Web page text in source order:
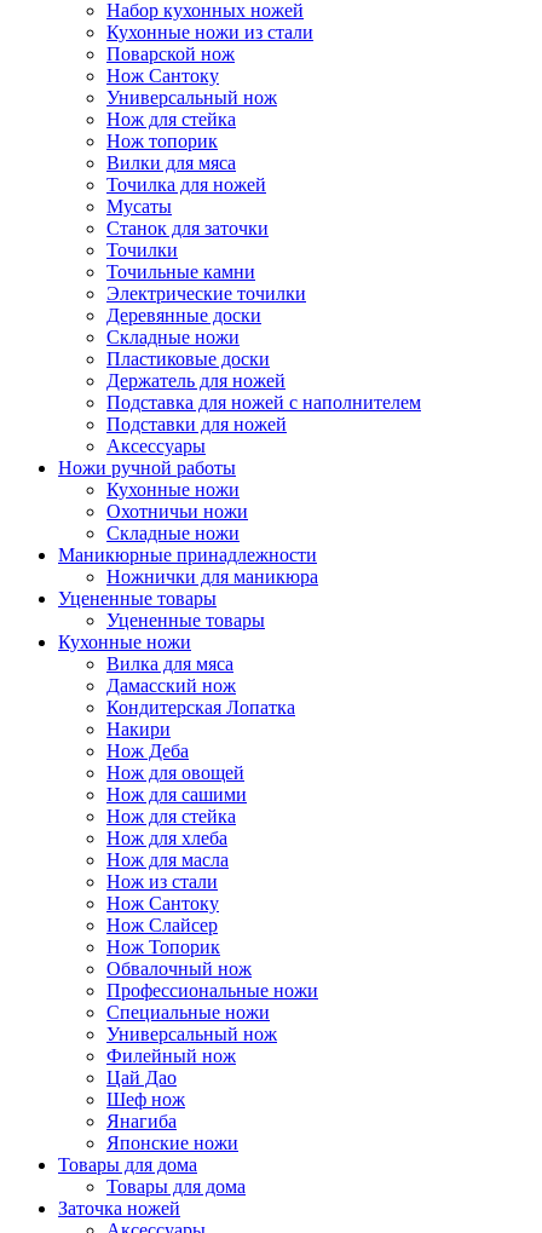
Набор кухонных ножей
Кухонные ножи из стали
Поварской нож
Нож Сантоку
Универсальный нож
Нож для стейка
Нож топорик
Вилки для мяса
Точилка для ножей
Мусаты
Станок для заточки
Точилки
Точильные камни
Электрические точилки
Деревянные доски
Складные ножи
Пластиковые доски
Держатель для ножей
Подставка для ножей с наполнителем
Подставки для ножей
Аксессуары
Ножи ручной работы
Кухонные ножи
Охотничьи ножи
Складные ножи
Маникюрные принадлежности
Ножнички для маникюра
Уцененные товары
Уцененные товары
Кухонные ножи
Вилка для мяса
Дамасский нож
Кондитерская Лопатка
Накири
Нож Деба
Нож для овощей
Нож для сашими
Нож для стейка
Нож для хлеба
Нож для масла
Нож из стали
Нож Сантоку
Нож Слайсер
Нож Топорик
Обвалочный нож
Профессиональные ножи
Специальные ножи
Универсальный нож
Филейный нож
Цай Дао
Шеф нож
Янагиба
Японские ножи
Товары для дома
Товары для дома
Заточка ножей